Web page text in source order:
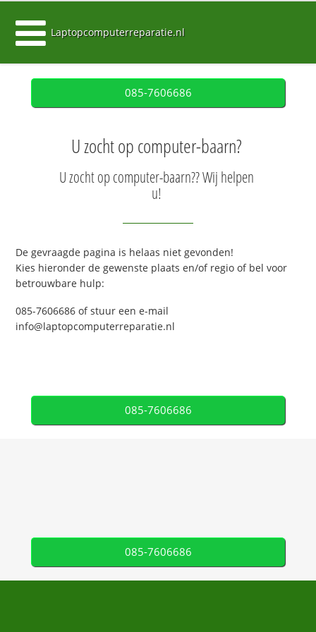
Laptopcomputerreparatie.nl
085-7606686
U zocht op computer-baarn?
U zocht op computer-baarn?? Wij helpen
u!
De gevraagde pagina is helaas niet gevonden!
Kies hieronder de gewenste plaats en/of regio of bel voor
betrouwbare hulp:
085-7606686 of stuur een e-mail
info@laptopcomputerreparatie.nl
085-7606686
085-7606686